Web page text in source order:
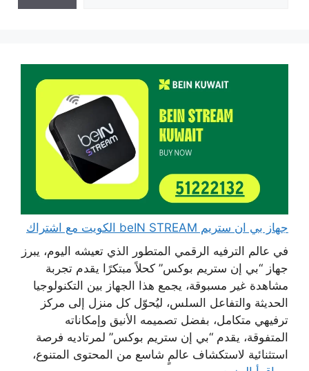
جهاز بي ان ستريم beIN STREAM الكويت مع اشتراك
في عالم الترفيه الرقمي المتطور الذي تعيشه اليوم، يبرز
جهاز “بي إن ستريم بوكس” كحلاً مبتكرًا يقدم تجربة
مشاهدة غير مسبوقة، يجمع هذا الجهاز بين التكنولوجيا
الحديثة والتفاعل السلس، ليُحوّل كل منزل إلى مركز
ترفيهي متكامل، بفضل تصميمه الأنيق وإمكاناته
المتفوقة، يقدم “بي إن ستريم بوكس” لمرتاديه فرصة
استثنائية لاستكشاف عالمٍ شاسع من المحتوى المتنوع،